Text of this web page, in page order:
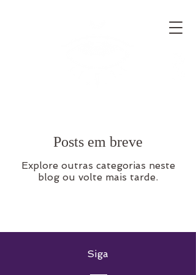
Posts em breve
Explore outras categorias neste
blog ou volte mais tarde.
Siga